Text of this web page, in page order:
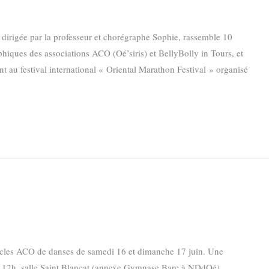
par la professeur et chorégraphe Sophie, rassemble 10
des associations ACO (Oé’siris) et BellyBolly in Tours, et
au festival international « Oriental Marathon Festival » organisé
ACO de danses de samedi 16 et dimanche 17 juin. Une